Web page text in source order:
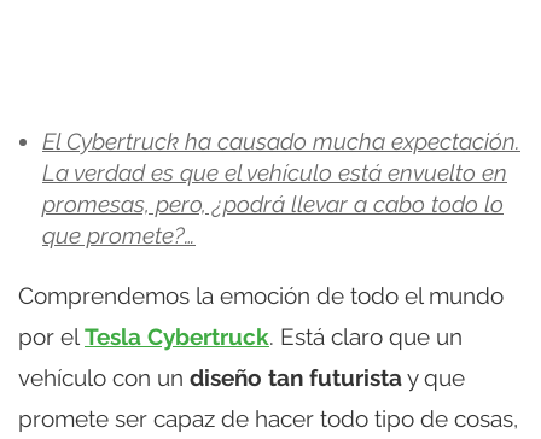
El Cybertruck ha causado mucha expectación.
La verdad es que el vehículo está envuelto en
promesas, pero, ¿podrá llevar a cabo todo lo
que promete?…
Comprendemos la emoción de todo el mundo
por elTesla Cybertruck. Está claro que un
vehículo con un diseño tan futuristay que
promete ser capaz de hacer todo tipo de cosas,